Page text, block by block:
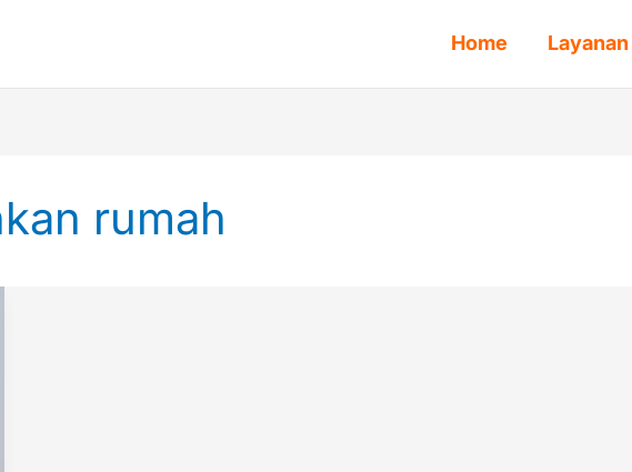
Home Layanan
rumah